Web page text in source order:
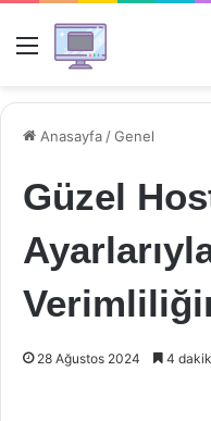
Menü
Anasayfa /Genel
Güzel
28 Ağustos 2024 4